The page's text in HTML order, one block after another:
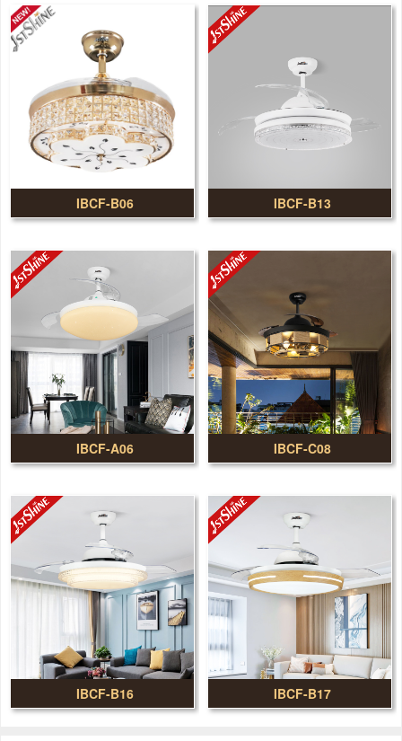
IBCF-B06 IBCF-B13
IBCF-A06 IBCF-C08
IBCF-B16 IBCF-B17